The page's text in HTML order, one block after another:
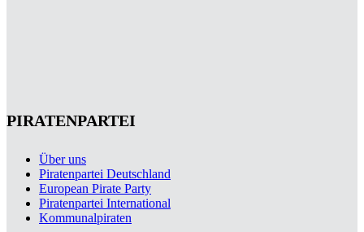
PIRATENPARTEI
Über uns
Piratenpartei Deutschland
European Pirate Party
Piratenpartei International
Kommunalpiraten